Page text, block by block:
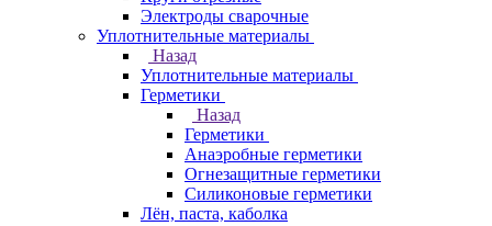
Электроды сварочные
Уплотнительные материалы
Назад
Уплотнительные материалы
Герметики
Назад
Герметики
Анаэробные герметики
Огнезащитные герметики
Силиконовые герметики
Лён, паста, каболка